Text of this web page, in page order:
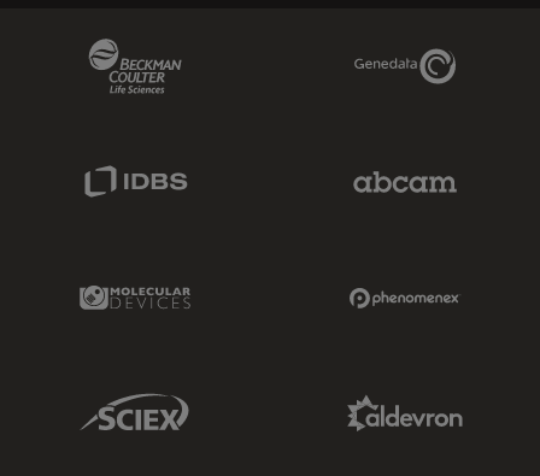
Genedata Link
Molecular Devices Link
Sciex Link